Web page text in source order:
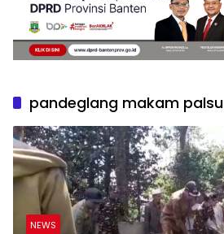
pandeglang makam palsu
NEWS